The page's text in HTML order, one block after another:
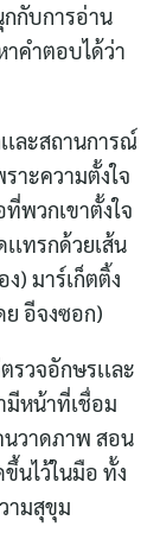
กับการอ่าน
าคำตอบได้ว่า
เละสถานการณ์
าะความตั้งใจ
พวกเขาตั้งใจ
เทรกด้วยเส้น
) มาร์เก็ตติ้ง
ย อีจงซอก)
วจอักษรเเละ
มีหน้าที่เชื่อม
นวาดภาพ สอน
นไว้ในมือ ทั้ง
ามสุขุม